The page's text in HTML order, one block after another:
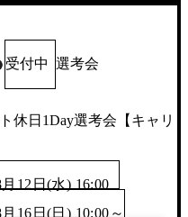
受付中 選考会
休日1Day選考会【キャリ
12日(水) 16:00
16日(日) 10:00～